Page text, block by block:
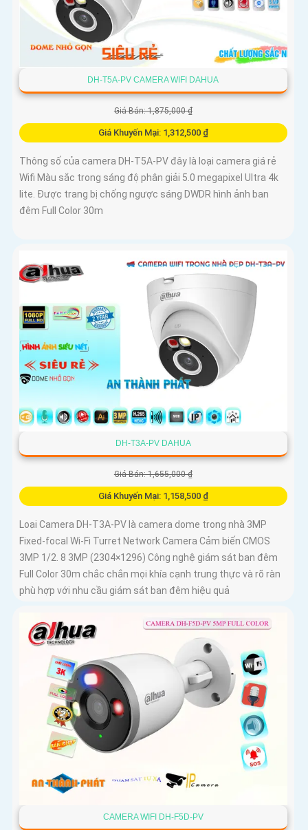
DH-T5A-PV CAMERA WIFI DAHUA
Giá Bán: 1,875,000 ₫
Giá Khuyến Mại: 1,312,500 ₫
Thông số của camera DH-T5A-PV đây là loại camera giá rẻ
Wifi Màu sắc trong sáng độ phân giải 5.0 megapixel Ultra 4k
lite. Được trang bị chống ngược sáng DWDR hình ảnh ban
đêm Full Color 30m
DH-T3A-PV DAHUA
Giá Bán: 1,655,000 ₫
Giá Khuyến Mại: 1,158,500 ₫
Loại Camera DH-T3A-PV là camera dome trong nhà 3MP
Fixed-focal Wi-Fi Turret Network Camera Cảm biến CMOS
3MP 1/2. 8 3MP (2304×1296) Công nghệ giám sát ban đêm
Full Color 30m chắc chắn mọi khía cạnh trung thực và rõ ràn
phù hợp với nhu cầu giám sát ban đêm hiệu quả
CAMERA WIFI DH-F5D-PV